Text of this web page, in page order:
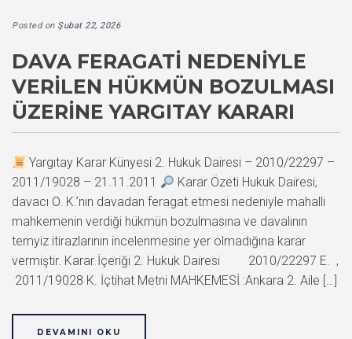
Posted on Şubat 22, 2026
DAVA FERAGATI NEDENIYLE
VERILEN HÜKMÜN BOZULMASI
ÜZERINE YARGITAY KARARI
Yargıtay Karar Künyesi 2. Hukuk Dairesi – 2010/22297 –
2011/19028 – 21.11.2011
Karar Özeti Hukuk Dairesi,
davacı O. K.’nın davadan feragat etmesi nedeniyle mahalli
mahkemenin verdiği hükmün bozulmasına ve davalının
temyiz itirazlarının incelenmesine yer olmadığına karar
vermiştir. Karar İçeriği 2. Hukuk Dairesi 2010/22297 E. ,
2011/19028 K. İçtihat Metni MAHKEMESİ :Ankara 2. Aile […]
DEVAMINI OKU